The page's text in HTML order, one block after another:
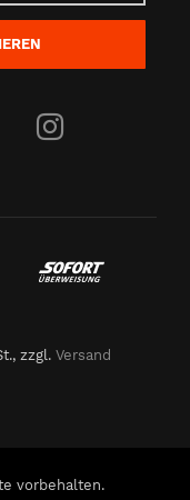
zzgl. Versand
vorbehalten.